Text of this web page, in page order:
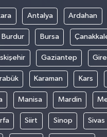
Antalya Ardahan
Burdur Bursa
Gaziantep
Karaman Kars
Manisa Mardin
Siirt Sinop Sivas